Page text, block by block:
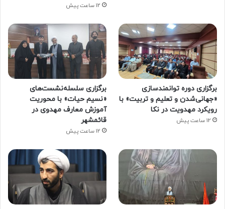
12 ساعت پیش
برگزاری دوره توانمندسازی
«جهانی‌شدن و تعلیم و تربیت» با
رویکرد مهدویت در نکا
12 ساعت پیش
برگزاری سلسله‌نشست‌های
«نسیم حیات» با محوریت
آموزش معارف مهدوی در
قائمشهر
12 ساعت پیش